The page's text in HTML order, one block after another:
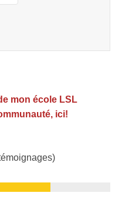
mon école LSL
ici!